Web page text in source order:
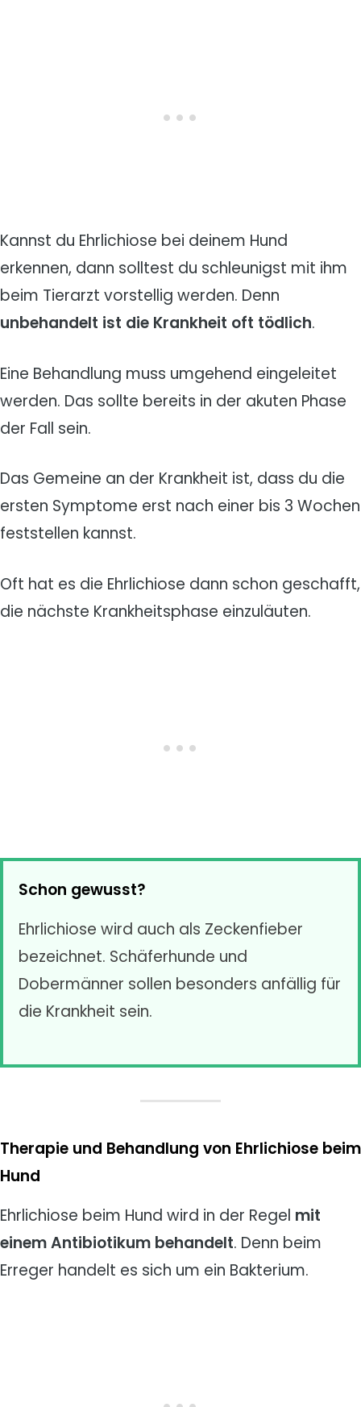
Kannst du Ehrlichiose bei deinem Hund
erkennen, dann solltest du schleunigst mit ihm
beim Tierarzt vorstellig werden. Denn
unbehandelt ist die Krankheit oft tödlich.
Eine Behandlung muss umgehend eingeleitet
werden. Das sollte bereits in der akuten Phase
der Fall sein.
Das Gemeine an der Krankheit ist, dass du die
ersten Symptome erst nach einer bis 3 Wochen
feststellen kannst.
Oft hat es die Ehrlichiose dann schon geschafft,
die nächste Krankheitsphase einzuläuten.
Schon gewusst?
Ehrlichiose wird auch als Zeckenfieber
bezeichnet. Schäferhunde und
Dobermänner sollen besonders anfällig für
die Krankheit sein.
Therapie und Behandlung von Ehrlichiose beim
Hund
Ehrlichiose beim Hund wird in der Regel mit
einem Antibiotikum behandelt. Denn beim
Erreger handelt es sich um ein Bakterium.